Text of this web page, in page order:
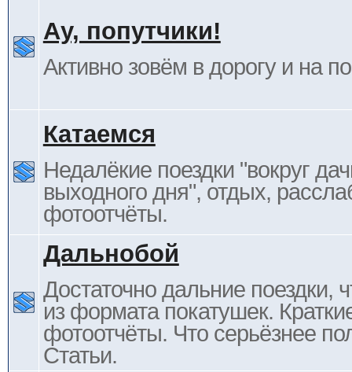
Ау, попутчики!
Активно зовём в дорогу и на
Катаемся
Недалёкие поездки "вокруг
выходного дня", отдых,
фотоотчёты.
Дальнобой
Достаточно дальние поездки,
из формата покатушек.
фотоотчёты. Что серьёзнее
Статьи.